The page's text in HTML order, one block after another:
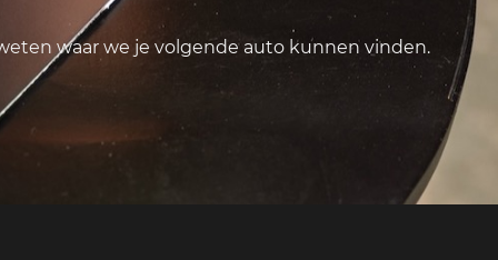
waar we je volgende auto kunnen vinden.